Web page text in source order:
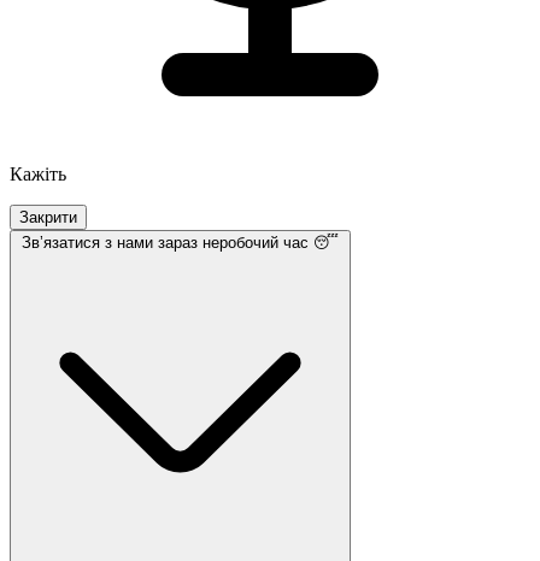
Кажіть
Закрити
Звʼязатися з нами зараз неробочий час 😴